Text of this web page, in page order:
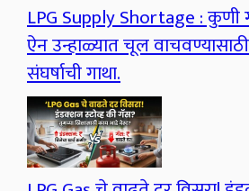
LPG Supply Shortage : कुणी
ऐन उन्हाळ्यात चूल
संघर्षाची गाथा.